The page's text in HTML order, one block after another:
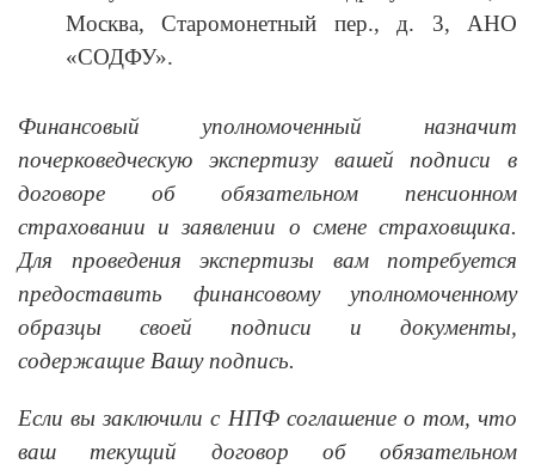
Москва, Старомонетный пер., д. 3, АНО
«СОДФУ».
Финансовый уполномоченный назначит
почерковедческую экспертизу вашей подписи в
договоре об обязательном пенсионном
страховании и заявлении о смене страховщика.
Для проведения экспертизы вам потребуется
предоставить финансовому уполномоченному
образцы своей подписи и документы,
содержащие Вашу подпись.
Если вы заключили с НПФ соглашение о том, что
ваш текущий договор об обязательном